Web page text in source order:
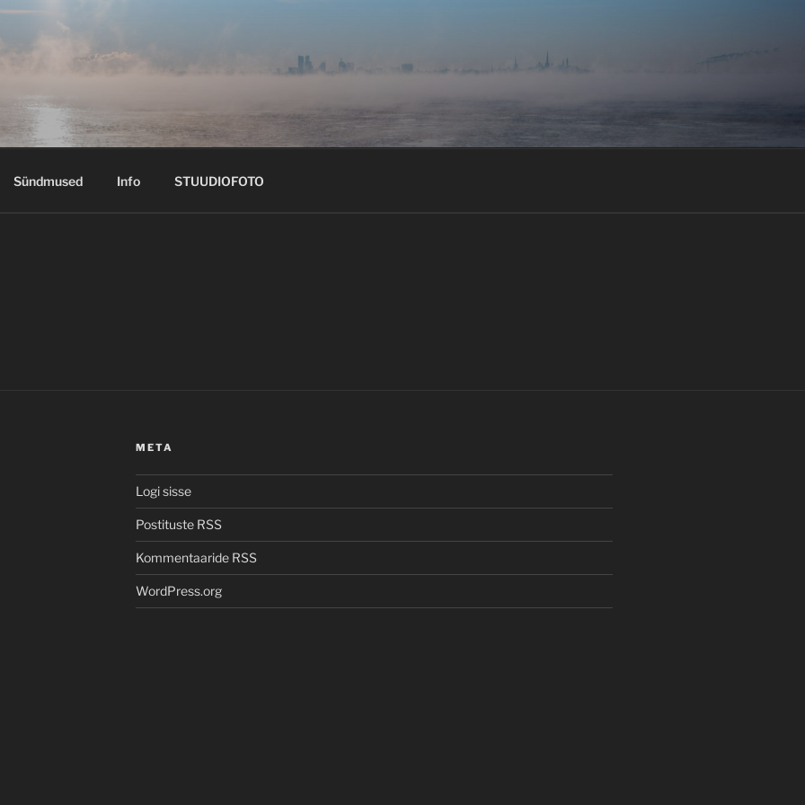
Sündmused Info STUUDIOFOTO
META
Logi sisse
Postituste RSS
Kommentaaride RSS
WordPress.org